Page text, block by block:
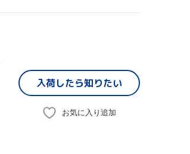
入荷したら知りたい
お気に入り追加